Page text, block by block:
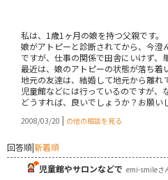
私は、1歳1ヶ月の娘を持つ父親です。
娘がアトピーと診断されてから、今澄
ですが、仕事の関係で田舎にいけず、
最近は、娘のアトピーの状態が落ち着
地元の友達は、結婚して地元から離れ
児童館などには行っているのですが、
どうすれば、良いでしょうか？お願い
2008/03/20 | の他の相談を見る
回答順|新着順
児童館やサロンなどで emi-smileさ